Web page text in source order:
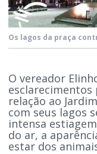
Os lagos da praça
O vereador
relação ao
com seus lagos
intensa
do ar, a
estar dos